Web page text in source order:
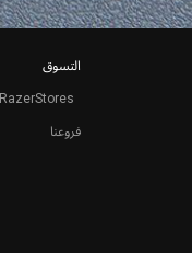
التسوق
RazerStores
فروعنا